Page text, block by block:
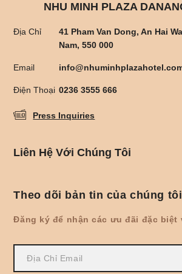
NHU MINH PLAZA
Địa Chỉ
41 Pham Van Dong, An Hai
Nam, 550 000
Email
Điện Thoại 0236 3555 666
Press Inquiries
Liên Hệ Với Chúng Tôi
Theo dõi bản tin của chúng
Đăng ký để nhận các ưu đãi đặc biệt